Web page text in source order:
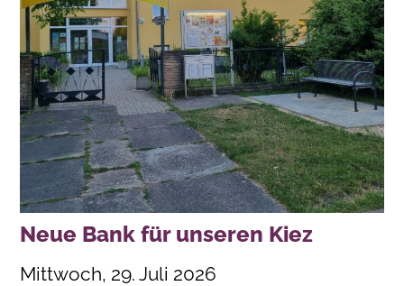
Neue Bank für unseren Kiez
Mittwoch, 29. Juli 2026